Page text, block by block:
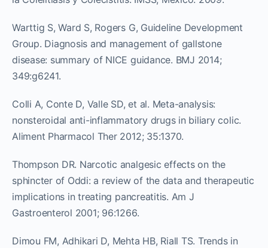
Warttig S, Ward S, Rogers G, Guideline Development
Group. Diagnosis and management of gallstone
disease: summary of NICE guidance. BMJ 2014;
349:g6241.
Colli A, Conte D, Valle SD, et al. Meta-analysis:
nonsteroidal anti-inflammatory drugs in biliary colic.
Aliment Pharmacol Ther 2012; 35:1370.
Thompson DR. Narcotic analgesic effects on the
sphincter of Oddi: a review of the data and therapeutic
implications in treating pancreatitis. Am J
Gastroenterol 2001; 96:1266.
Dimou FM, Adhikari D, Mehta HB, Riall TS. Trends in